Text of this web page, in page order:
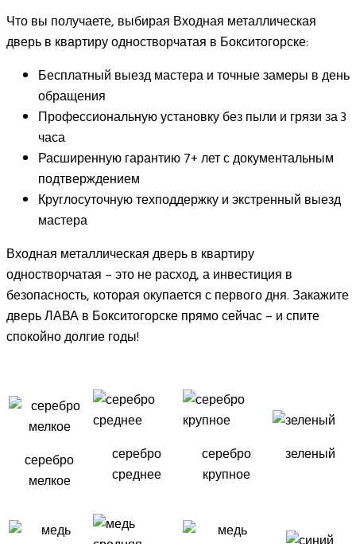
Что вы получаете, выбирая Входная металлическая
дверь в квартиру одностворчатая в Бокситогорске:
Бесплатный выезд мастера и точные замеры в день
обращения
Профессиональную установку без пыли и грязи за 3
часа
Расширенную гарантию 7+ лет с документальным
подтверждением
Круглосуточную техподдержку и экстренный выезд
мастера
Входная металлическая дверь в квартиру
одностворчатая – это не расход, а инвестиция в
безопасность, которая окупается с первого дня. Закажите
дверь ЛАВА в Бокситогорске прямо сейчас – и спите
спокойно долгие годы!
серебро
мелкое
серебро
среднее
серебро
крупное
зеленый